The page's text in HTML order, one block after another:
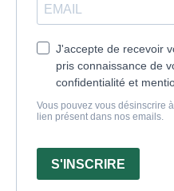
J'accepte de recevoir
pris connaissance de
confidentialité et
Vous pouvez vous désinscrire
lien présent dans nos emails.
S'INSCRIRE